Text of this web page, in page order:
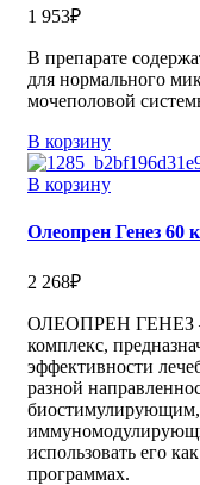
1 953₽
В препарате
для нормального
мочеполовой
В корзину
В корзину
Олеопрен Генез 60
2 268₽
ОЛЕОПРЕН ГЕНЕЗ —
комплекс,
эффективности
разной
использовать его
программах.